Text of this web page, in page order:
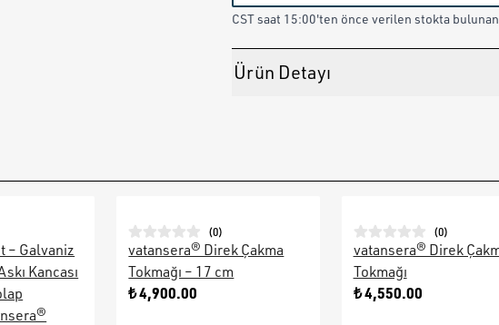
CST saat 15:00'ten önce verilen stokta
Ürün Detayı
– Galvaniz
Kancası
(0)
vatansera® Direk Çakma
Tokmağı – 17 cm
₺ 4,900.00
(0)
vatansera® Direk
Tokmağı
₺ 4,550.00